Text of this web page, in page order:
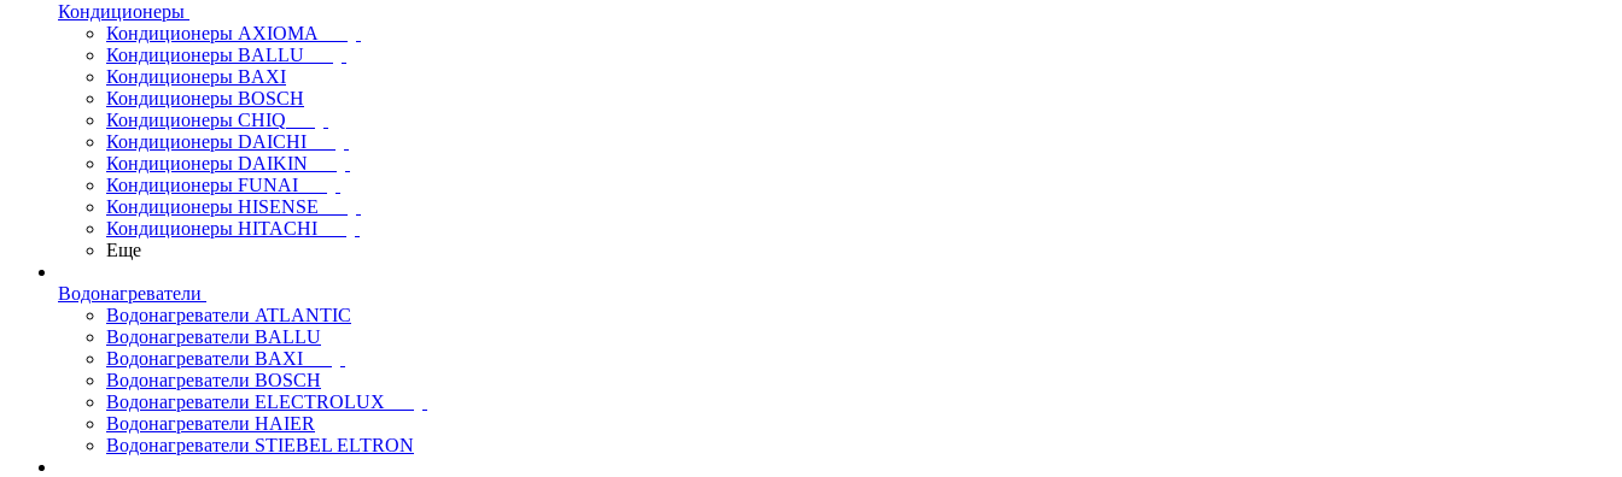
Кондиционеры
Кондиционеры AXIOMA
Кондиционеры BALLU
Кондиционеры BAXI
Кондиционеры BOSCH
Кондиционеры CHIQ
Кондиционеры DAICHI
Кондиционеры DAIKIN
Кондиционеры FUNAI
Кондиционеры HISENSE
Кондиционеры HITACHI
Еще
Водонагреватели
Водонагреватели ATLANTIC
Водонагреватели BALLU
Водонагреватели BAXI
Водонагреватели BOSCH
Водонагреватели ELECTROLUX
Водонагреватели HAIER
Водонагреватели STIEBEL ELTRON